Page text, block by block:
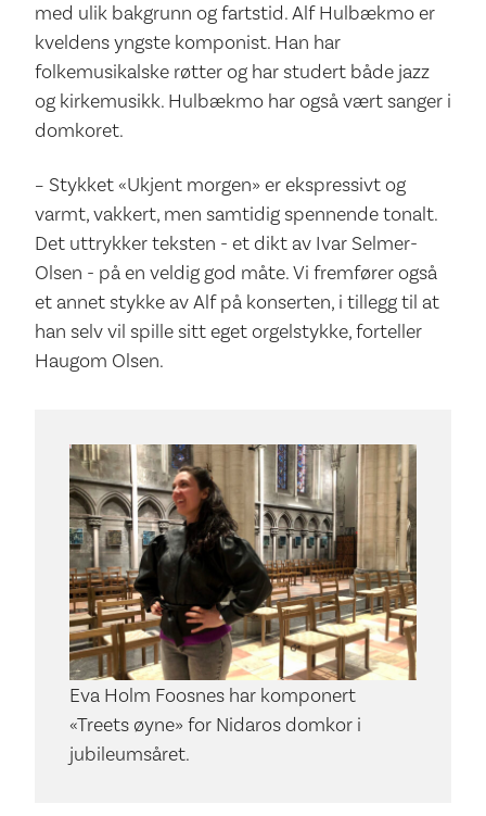
med ulik bakgrunn og fartstid. Alf Hulbækmo er
kveldens yngste komponist. Han har
folkemusikalske røtter og har studert både jazz
og kirkemusikk. Hulbækmo har også vært sanger i
domkoret.
– Stykket «Ukjent morgen» er ekspressivt og
varmt, vakkert, men samtidig spennende tonalt.
Det uttrykker teksten - et dikt av Ivar Selmer-
Olsen - på en veldig god måte. Vi fremfører også
et annet stykke av Alf på konserten, i tillegg til at
han selv vil spille sitt eget orgelstykke, forteller
Haugom Olsen.
Eva Holm Foosnes har komponert
«Treets øyne» for Nidaros domkor i
jubileumsåret.